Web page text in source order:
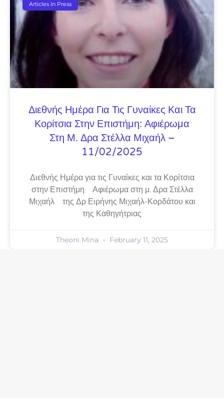
Articles In Press
Διεθνής Ημέρα Για Τις Γυναίκες Και Τα
Κορίτσια Στην Επιστήμη: Αφιέρωμα
Στη Μ. Δρα Στέλλα Μιχαήλ –
11/02/2025
Διεθνής Ημέρα για τις Γυναίκες και τα Κορίτσια
στην Επιστήμη Αφιέρωμα στη μ. Δρα Στέλλα
Μιχαήλ της Δρ Ειρήνης Μιχαήλ-Κορδάτου και
της Καθηγήτριας
Theoni Mina February 11, 2025